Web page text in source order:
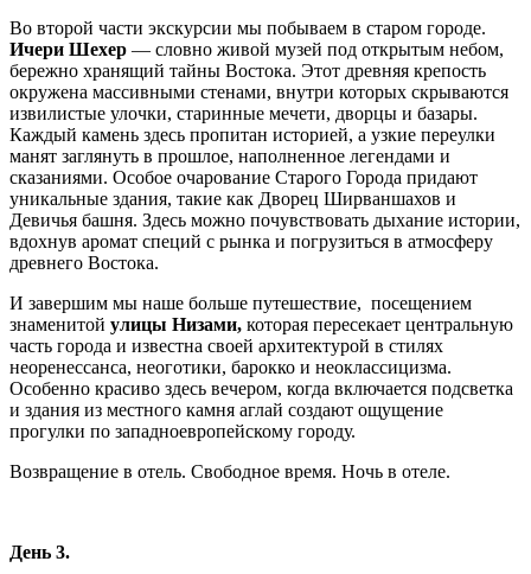
Во второй части экскурсии мы побываем в старом городе.
Ичери Шехер — словно живой музей под открытым небом,
бережно хранящий тайны Востока. Этот древняя крепость
окружена массивными стенами, внутри которых скрываются
извилистые улочки, старинные мечети, дворцы и базары.
Каждый камень здесь пропитан историей, а узкие переулки
манят заглянуть в прошлое, наполненное легендами и
сказаниями. Особое очарование Старого Города придают
уникальные здания, такие как Дворец Ширваншахов и
Девичья башня. Здесь можно почувствовать дыхание истории,
вдохнув аромат специй с рынка и погрузиться в атмосферу
древнего Востока.
И завершим мы наше больше путешествие, посещением
знаменитой улицы Низами, которая пересекает центральную
часть города и известна своей архитектурой в стилях
неоренессанса, неоготики, барокко и неоклассицизма.
Особенно красиво здесь вечером, когда включается подсветка
и здания из местного камня аглай создают ощущение
прогулки по западноевропейскому городу.
Возвращение в отель. Свободное время. Ночь в отеле.
День 3.